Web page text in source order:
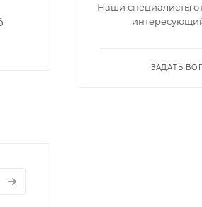
Наши специалисты
ЗАДАТЬ